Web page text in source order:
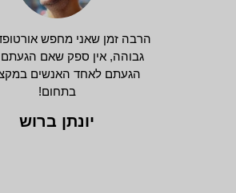
הרבה זמן שאני מחפש
גבוהה, אין ספק שאם הגעתם
הגעתם לאחד האנשים
בתחום!
יונתן ברוש